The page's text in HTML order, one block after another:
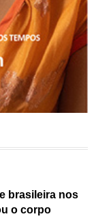
brasileira nos
o corpo